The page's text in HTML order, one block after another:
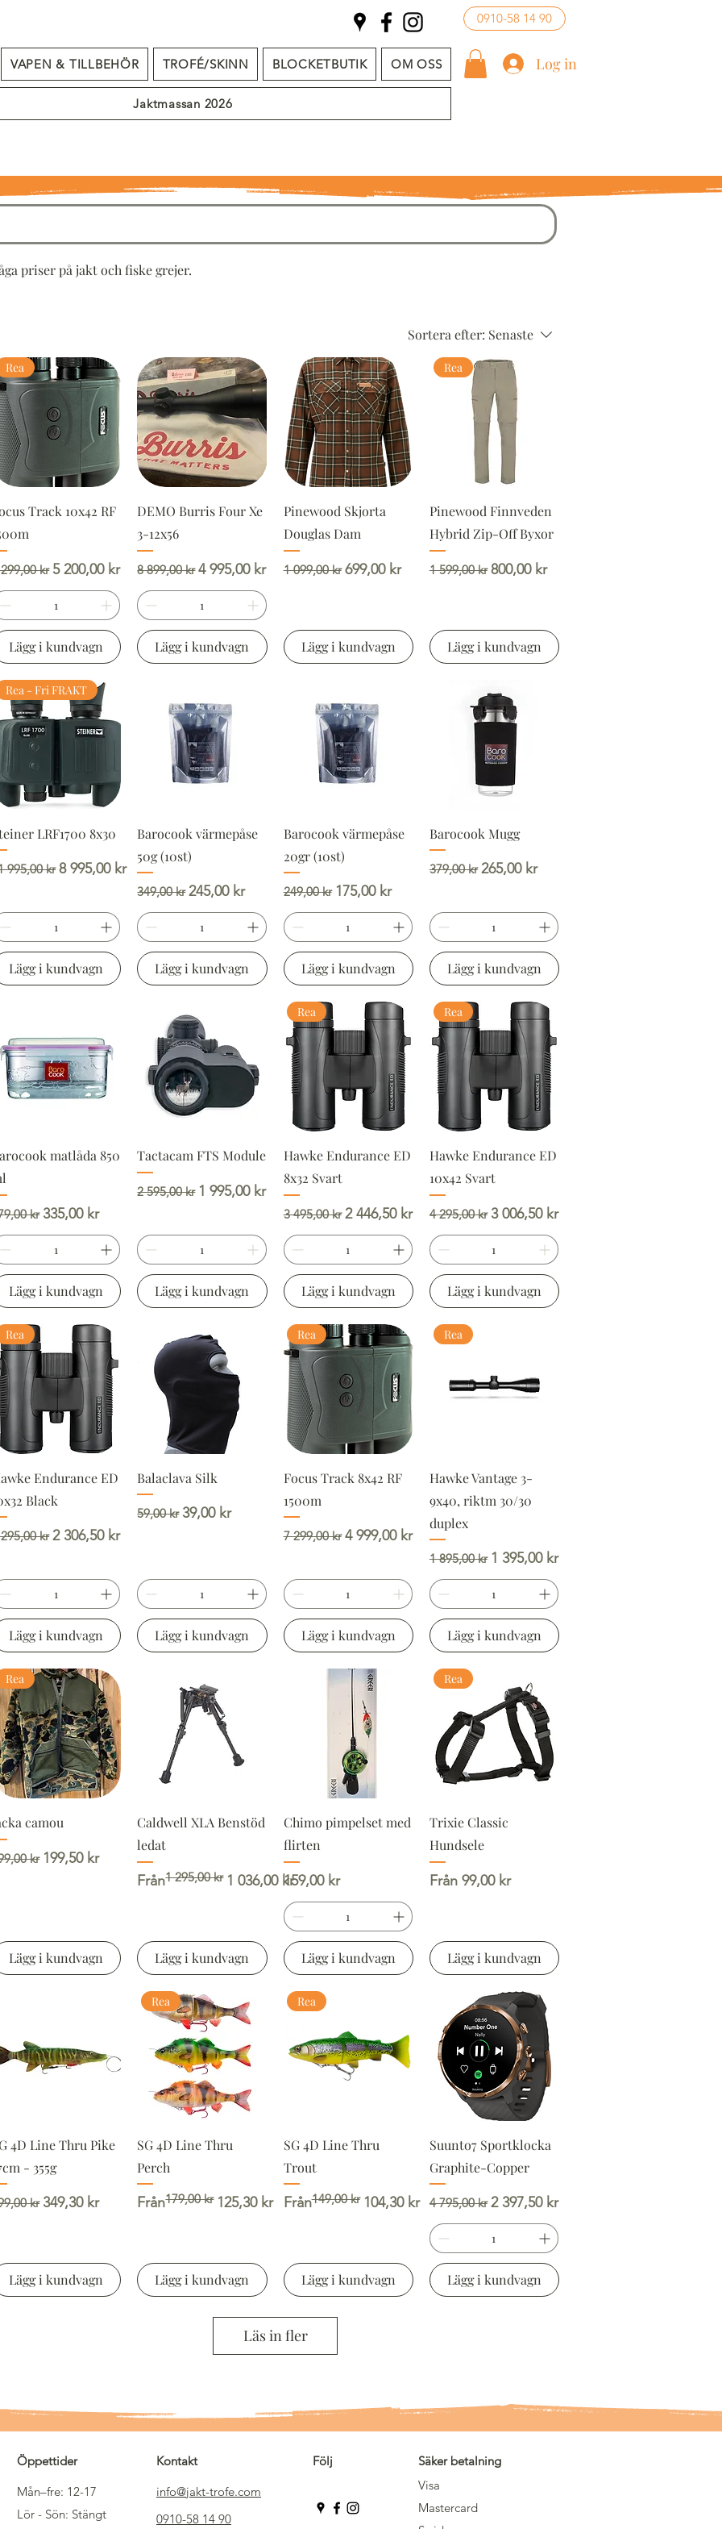
VAPEN & TILLBEHÖR TROFÉ/SKINN BLOCKETBUTIK OM OSS
Jaktmassan 2026
0910-58 14 90
Log in
priser på jakt och fiske grejer.
Sortera efter: Senaste
Rea
Track 10x42 RF
pris
kr Reapris
5 200,00 kr
Lägg i kundvagn
DEMO Burris Four Xe
3-12x56
Ordinarie pris
8 899,00 krReapris
4 995,00 kr
Lägg i kundvagn
Pinewood Skjorta
Douglas Dam
Ordinarie pris
1 099,00 kr Reapris
699,00 kr
Lägg i kundvagn
Rea
Pinewood Finnveden
Hybrid Zip-Off Byxor
Ordinarie pris
1 599,00 kr Reapris
800,00 kr
Lägg i kundvagn
Rea - Fri FRAKT
LRF1700 8x30
pris
995,00 kr Reapris
8 995,00 kr
Lägg i kundvagn
Barocook värmepåse
50g (10st)
Ordinarie pris
349,00 krReapris
245,00 kr
Lägg i kundvagn
Barocook värmepåse
20gr (10st)
Ordinarie pris
249,00 kr Reapris
175,00 kr
Lägg i kundvagn
Barocook Mugg
Ordinarie pris
379,00 kr Reapris
265,00 kr
Lägg i kundvagn
matlåda 850
pris
kr Reapris
335,00 kr
Lägg i kundvagn
Tactacam FTS Module
Ordinarie pris
2 595,00 kr Reapris
1 995,00 kr
Lägg i kundvagn
Rea
Hawke Endurance ED
8x32 Svart
Ordinarie pris
3 495,00 kr Reapris
2 446,50 kr
Lägg i kundvagn
Rea
Hawke Endurance ED
10x42 Svart
Ordinarie pris
4 295,00 kr Reapris
3 006,50 kr
Lägg i kundvagn
Rea
Endurance ED
Black
pris
kr Reapris
2 306,50 kr
Lägg i kundvagn
Balaclava Silk
Ordinarie pris
59,00 kr Reapris
39,00 kr
Lägg i kundvagn
Rea
Focus Track 8x42 RF
1500m
Ordinarie pris
7 299,00 kr Reapris
4 999,00 kr
Lägg i kundvagn
Rea
Hawke Vantage 3-
9x40, riktm 30/30
duplex
Ordinarie pris
1 895,00 kr Reapris
1 395,00 kr
Lägg i kundvagn
Rea
camou
pris
kr Reapris
199,50 kr
Lägg i kundvagn
Caldwell XLA Benstöd
ledat
Från
Ordinarie pris
1 295,00 kr 1 036,00 kr
Reapris
Lägg i kundvagn
Chimo pimpelset med
flirten
Pris
159,00 kr
Lägg i kundvagn
Rea
Trixie Classic
Hundsele
Från 99,00 kr
Reapris
Lägg i kundvagn
4D Line Thru Pike
- 355g
pris
kr Reapris
349,30 kr
Lägg i kundvagn
Rea
SG 4D Line Thru
Perch
Från
Ordinarie pris
179,00 kr 125,30 kr
Reapris
Lägg i kundvagn
Rea
SG 4D Line Thru
Trout
Från
Ordinarie pris
149,00 kr 104,30 kr
Reapris
Lägg i kundvagn
Suunto7 Sportklocka
Graphite-Copper
Ordinarie pris
4 795,00 kr Reapris
2 397,50 kr
Lägg i kundvagn
Läs in fler
Öppettider
Mån–fre: 12-17
Lör - Sön: Stängt
Kontakt
info@jakt-trofe.com
0910-58 14 90
Följ
Säker betalning
Visa
Mastercard